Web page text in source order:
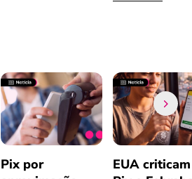
Pix por
EUA